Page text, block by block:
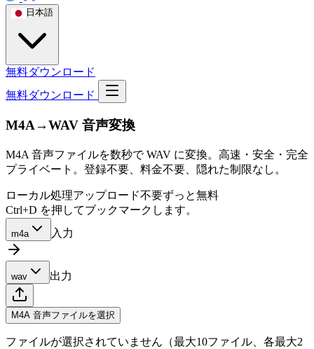
日本語
無料ダウンロード
無料ダウンロード
M4A→WAV 音声変換
M4A 音声ファイルを数秒で WAV に変換。高速・安全・完全
プライベート。登録不要、料金不要、隠れた制限なし。
ローカル処理アップロード不要ずっと無料
Ctrl+D を押してブックマークします。
m4a 入力
wav 出力
M4A 音声ファイルを選択
ファイルが選択されていません（最大10ファイル、各最大2